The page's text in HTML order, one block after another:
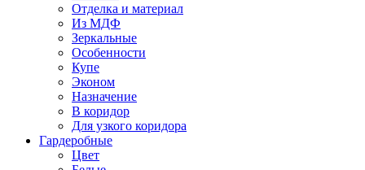
Отделка и материал
Из МДФ
Зеркальные
Особенности
Купе
Эконом
Назначение
В коридор
Для узкого коридора
Гардеробные
Цвет